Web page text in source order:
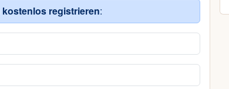
kostenlos registrieren: